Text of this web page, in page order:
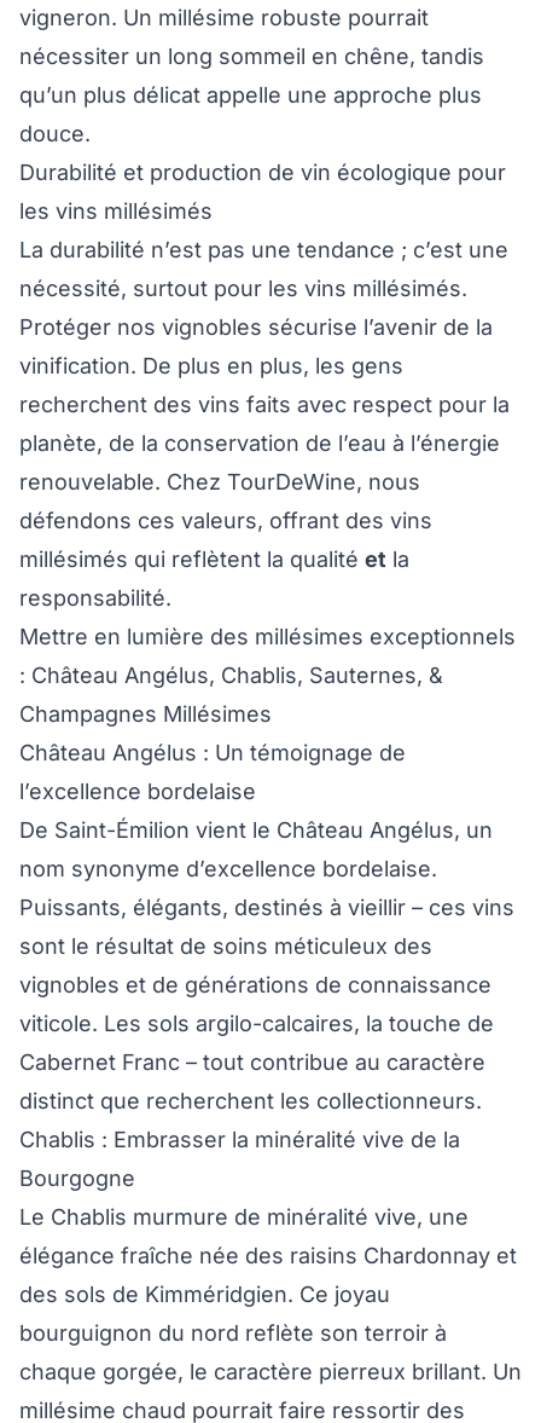
vigneron. Un millésime robuste pourrait
nécessiter un long sommeil en chêne, tandis
qu’un plus délicat appelle une approche plus
douce.
Durabilité et production de vin écologique pour
les vins millésimés
La durabilité n’est pas une tendance ; c’est une
nécessité, surtout pour les vins millésimés.
Protéger nos vignobles sécurise l’avenir de la
vinification. De plus en plus, les gens
recherchent des vins faits avec respect pour la
planète, de la conservation de l’eau à l’énergie
renouvelable. Chez TourDeWine, nous
défendons ces valeurs, offrant des vins
millésimés qui reflètent la qualité et la
responsabilité.
Mettre en lumière des millésimes exceptionnels
: Château Angélus, Chablis, Sauternes, &
Champagnes Millésimes
Château Angélus : Un témoignage de
l’excellence bordelaise
De Saint-Émilion vient le Château Angélus, un
nom synonyme d’excellence bordelaise.
Puissants, élégants, destinés à vieillir – ces vins
sont le résultat de soins méticuleux des
vignobles et de générations de connaissance
viticole. Les sols argilo-calcaires, la touche de
Cabernet Franc – tout contribue au caractère
distinct que recherchent les collectionneurs.
Chablis : Embrasser la minéralité vive de la
Bourgogne
Le Chablis murmure de minéralité vive, une
élégance fraîche née des raisins Chardonnay et
des sols de Kimméridgien. Ce joyau
bourguignon du nord reflète son terroir à
chaque gorgée, le caractère pierreux brillant. Un
millésime chaud pourrait faire ressortir des